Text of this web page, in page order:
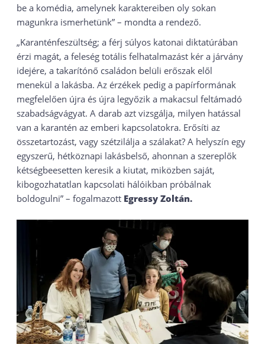
be a komédia, amelynek karaktereiben oly sokan
magunkra ismerhetünk” – mondta a rendező.
„Karanténfeszültség; a férj súlyos katonai diktatúrában
érzi magát, a feleség totális felhatalmazást kér a járvány
idejére, a takarítónő családon belüli erőszak elől
menekül a lakásba. Az érzékek pedig a papírformának
megfelelően újra és újra legyőzik a makacsul feltámadó
szabadságvágyat. A darab azt vizsgálja, milyen hatással
van a karantén az emberi kapcsolatokra. Erősíti az
összetartozást, vagy szétzilálja a szálakat? A helyszín egy
egyszerű, hétköznapi lakásbelső, ahonnan a szereplők
kétségbeesetten keresik a kiutat, miközben saját,
kibogozhatatlan kapcsolati hálóikban próbálnak
boldogulni” – fogalmazott Egressy Zoltán.